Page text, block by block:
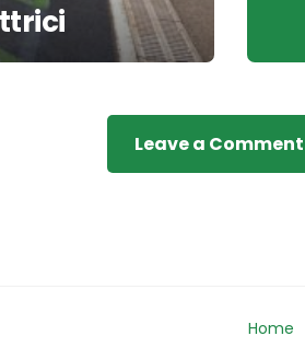
Leave a Comment
Home